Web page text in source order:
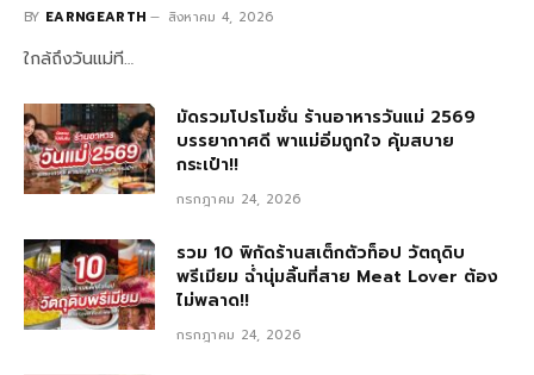
BY EARNGEARTH สิงหาคม 4, 2026
ใกล้ถึงวันแม่ที…
มัดรวมโปรโมชั่น ร้านอาหารวันแม่ 2569
บรรยากาศดี พาแม่อิ่มถูกใจ คุ้มสบาย
กระเป๋า!!
กรกฎาคม 24, 2026
รวม 10 พิกัดร้านสเต็กตัวท็อป วัตถุดิบ
พรีเมียม ฉ่ำนุ่มลิ้นที่สาย Meat Lover ต้อง
ไม่พลาด!!
กรกฎาคม 24, 2026